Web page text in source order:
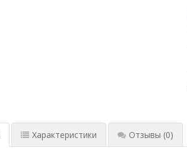
Характеристики Отзывы (0)